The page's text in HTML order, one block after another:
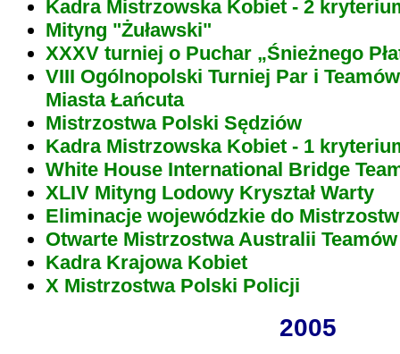
Kadra Mistrzowska Kobiet - 2
Mityng "Żuławski"
XXXV turniej o Puchar „Śnieżnego
VIII Ogólnopolski Turniej Par i
Miasta Łańcuta
Mistrzostwa Polski Sędziów
Kadra Mistrzowska Kobiet - 1
White House International Bridge
XLIV Mityng Lodowy Kryształ Warty
Eliminacje wojewódzkie do
Otwarte Mistrzostwa Australii Teamów
Kadra Krajowa Kobiet
X Mistrzostwa Polski Policji
2005